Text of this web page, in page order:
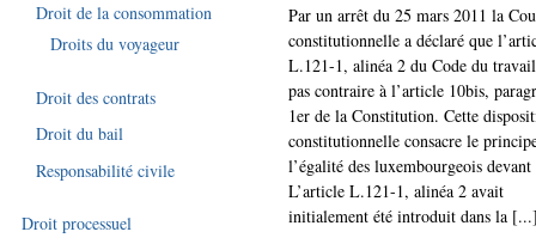
Par un arrêt du 25 mars 2011 la
constitutionnelle a déclaré que
L.121-1, alinéa 2 du Code du
pas contraire à l’article 10bis,
1er de la Constitution. Cette
constitutionnelle consacre le
l’égalité des luxembourgeois
L’article L.121-1, alinéa 2 avait
initialement été introduit dans la
Droit de la consommation
Droits du voyageur
Droit des contrats
Droit du bail
Responsabilité civile
Droit processuel